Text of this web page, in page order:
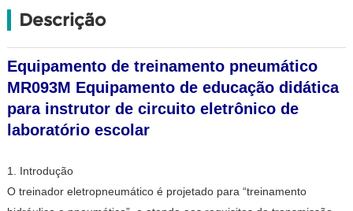
Descrição
Equipamento de treinamento pneumático
MR093M Equipamento de educação didática
para instrutor de circuito eletrônico de
laboratório escolar
1. Introdução
O treinador eletropneumático é projetado para “treinamento